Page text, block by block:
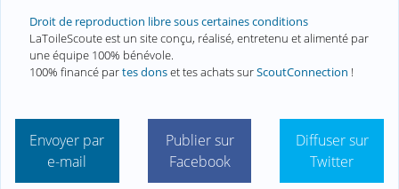
Droit de reproduction libre sous certaines conditions
LaToileScoute est un site conçu, réalisé, entretenu et alimenté par
une équipe 100% bénévole.
100% financé partes donset tes achats surScoutConnection !
Envoyer par
e-mail
Publier sur
Facebook
Diffuser sur
Twitter